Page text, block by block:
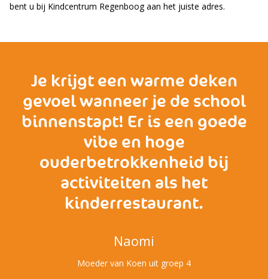
bent u bij Kindcentrum Regenboog aan het juiste adres.
Je krijgt een warme deken
gevoel wanneer je de school
binnenstapt! Er is een goede
vibe en hoge
ouderbetrokkenheid bij
activiteiten als het
kinderrestaurant.
Naomi
Moeder van Koen uit groep 4